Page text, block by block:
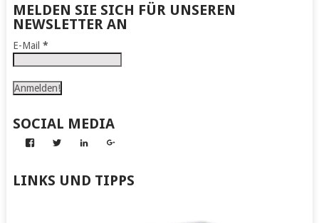
MELDEN SIE SICH FÜR UNSEREN
NEWSLETTER AN
E-Mail *
SOCIAL MEDIA
Profil
Nachmachen
Profil
Kapff
Profil
Kapff
Profil
Kapff
LINKS UND TIPPS